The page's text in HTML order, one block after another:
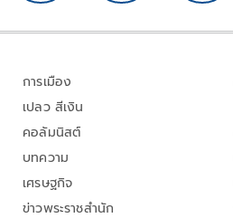
การเมือง
เปลว สีเงิน
คอลัมนิสต์
บทความ
เศรษฐกิจ
ข่าวพระราชสำนัก